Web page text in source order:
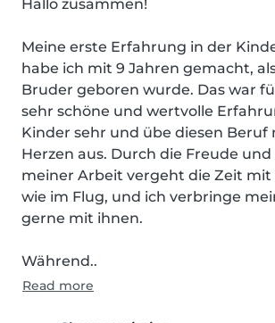
Hallo zusammen!
Meine erste Erfahrung in der
habe ich mit 9 Jahren gemacht,
Bruder geboren wurde. Das war
sehr schöne und wertvolle
Kinder sehr und übe diesen Beruf
Herzen aus. Durch die Freude und
meiner Arbeit vergeht die Zeit mit
wie im Flug, und ich verbringe
gerne mit ihnen.
Während..
Read more